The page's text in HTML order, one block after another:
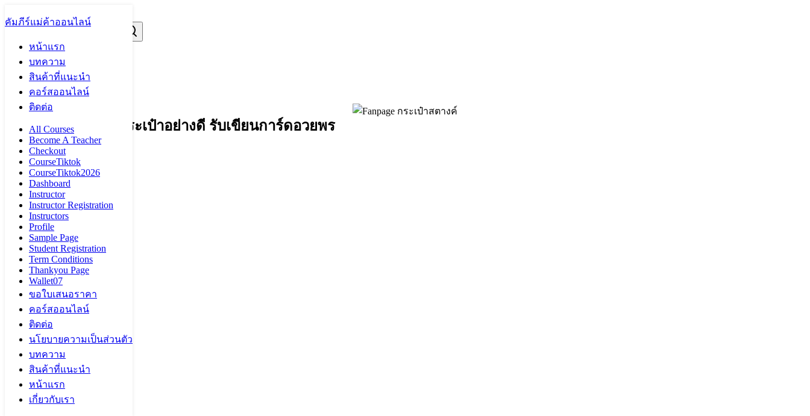
to
คัมภีร์แม่ค้าออนไลน์
หน้าแรก
บทความ
สินค้าที่แนะนำ
คอร์สออนไลน์
ติดต่อ
All Courses
Become A Teacher
Checkout
CourseTiktok
CourseTiktok2026
Dashboard
Instructor
Instructor Registration
Instructors
Profile
Sample Page
Student Registration
Term Conditions
Thankyou Page
Wallet07
ขอใบเสนอราคา
คอร์สออนไลน์
ติดต่อ
นโยบายความเป็นส่วนตัว
บทความ
สินค้าที่แนะนำ
หน้าแรก
เกี่ยวกับเรา
Search
Wallet07
»Wallet07
Wallet07
ทุกใบแถมกล่องใส่กระเป๋าอย่างดี รับเขียนการ์ดอวยพร